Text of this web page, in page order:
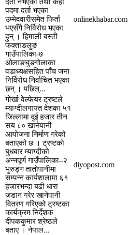
दर्ता नभएको तथा केही
पदमा दर्ता भएका
उम्मेदवारीसमेत फिर्ता
भएसँगै निर्विरोध भएका
हुन् । हिमाली बस्ती
फक्ताङलुङ
गाउँपालिका-७
ओलाङचुङगोलाका
वडाध्यक्षसहित पाँच जना
निर्विरोध निर्वाचित भएका
छन् । पछिल्...
onlinekhabar.com
गोर्खा वेल्फेयर ट्रष्टले
म्याग्दीलगायत देशका ५१
जिल्लामा दुई हजार तीन
सय ८० खानेपानी
आयोजना निर्माण गरेको
बताएको छ । ट्रष्टको
बुधबार म्याग्दीको
अन्नपूर्ण गाउँपालिका–२
भुरुङ्ग तातोपानीमा
सम्पन्न कार्यशालामा ६१
हजारभन्दा बढी धारा
जडान गरेर खानेपानी
वितरण गरिएको ट्रष्टका
कार्यक्रम निर्देशक
दीपककुमार श्रेष्ठले
बताए । नेपाल...
diyopost.com